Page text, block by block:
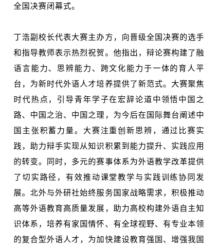
全国决赛闭幕式。
丁浩副校长代表大赛主办方，向晋级全国决赛的选手
和指导教师表示热烈祝贺。他指出，辩论赛构建了融
语言能力、思辨能力、跨文化能力于一体的育人平
台，为新时代外语人才培养提供了新范式。大赛聚焦
时代热点，引导青年学子在宏辞论道中领悟中国之
路、中国之治、中国之理，为今后在国际舞台阐述中
国主张积蓄力量。大赛注重创新思辨，通过比赛实
践，助力辩手实现从知识积累到能力提升、实践应用
的转变。同时，多元的赛事体系为外语教学改革提供
了切实路径，有效推动课堂教学与实践训练协同发
展。北外与外研社始终服务国家战略需求，积极推动
高等外语教育高质量发展，助力高校构建外语自主知
识体系，培养有家国情怀、有全球视野、有专业本领
的复合型外语人才，为加快建设教育强国、增强我国